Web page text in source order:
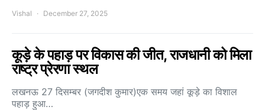
Vishal December 27, 2025
कूड़े के पहाड़ पर विकास की जीत, राजधानी को मिला
राष्ट्र प्रेरणा स्थल
लखनऊ 27 दिसम्बर (जगदीश कुमार)एक समय जहां कूड़े का विशाल
पहाड़ हुआ…